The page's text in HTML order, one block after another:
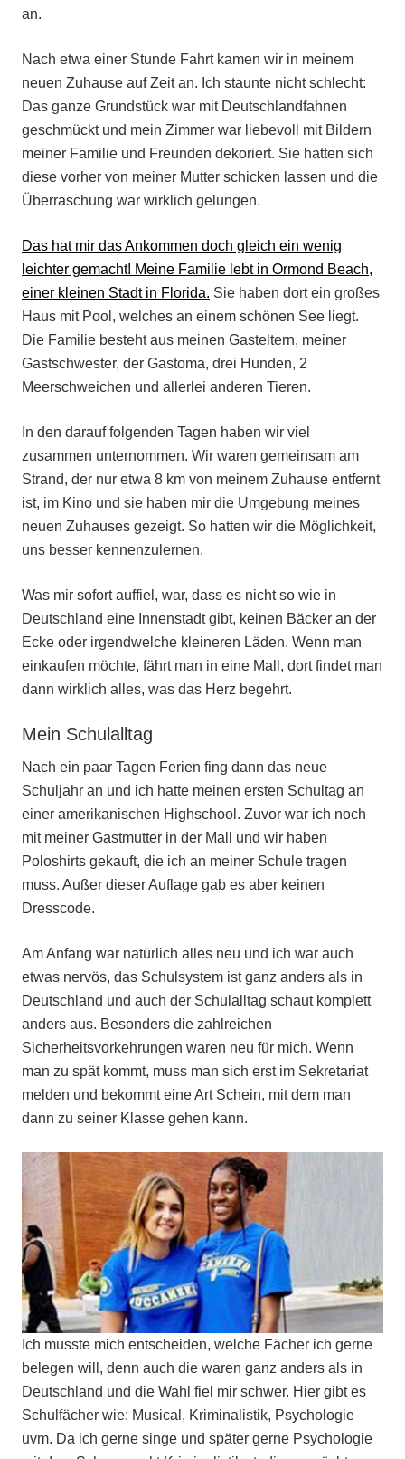
an.
Nach etwa einer Stunde Fahrt kamen wir in meinem
neuen Zuhause auf Zeit an. Ich staunte nicht schlecht:
Das ganze Grundstück war mit Deutschlandfahnen
geschmückt und mein Zimmer war liebevoll mit Bildern
meiner Familie und Freunden dekoriert. Sie hatten sich
diese vorher von meiner Mutter schicken lassen und die
Überraschung war wirklich gelungen.
Das hat mir das Ankommen doch gleich ein wenig
leichter gemacht! Meine Familie lebt in Ormond Beach,
einer kleinen Stadt in Florida. Sie haben dort ein großes
Haus mit Pool, welches an einem schönen See liegt.
Die Familie besteht aus meinen Gasteltern, meiner
Gastschwester, der Gastoma, drei Hunden, 2
Meerschweichen und allerlei anderen Tieren.
In den darauf folgenden Tagen haben wir viel
zusammen unternommen. Wir waren gemeinsam am
Strand, der nur etwa 8 km von meinem Zuhause entfernt
ist, im Kino und sie haben mir die Umgebung meines
neuen Zuhauses gezeigt. So hatten wir die Möglichkeit,
uns besser kennenzulernen.
Was mir sofort auffiel, war, dass es nicht so wie in
Deutschland eine Innenstadt gibt, keinen Bäcker an der
Ecke oder irgendwelche kleineren Läden. Wenn man
einkaufen möchte, fährt man in eine Mall, dort findet man
dann wirklich alles, was das Herz begehrt.
Mein Schulalltag
Nach ein paar Tagen Ferien fing dann das neue
Schuljahr an und ich hatte meinen ersten Schultag an
einer amerikanischen Highschool. Zuvor war ich noch
mit meiner Gastmutter in der Mall und wir haben
Poloshirts gekauft, die ich an meiner Schule tragen
muss. Außer dieser Auflage gab es aber keinen
Dresscode.
Am Anfang war natürlich alles neu und ich war auch
etwas nervös, das Schulsystem ist ganz anders als in
Deutschland und auch der Schulalltag schaut komplett
anders aus. Besonders die zahlreichen
Sicherheitsvorkehrungen waren neu für mich. Wenn
man zu spät kommt, muss man sich erst im Sekretariat
melden und bekommt eine Art Schein, mit dem man
dann zu seiner Klasse gehen kann.
Ich musste mich entscheiden, welche Fächer ich gerne
belegen will, denn auch die waren ganz anders als in
Deutschland und die Wahl fiel mir schwer. Hier gibt es
Schulfächer wie: Musical, Kriminalistik, Psychologie
uvm. Da ich gerne singe und später gerne Psychologie